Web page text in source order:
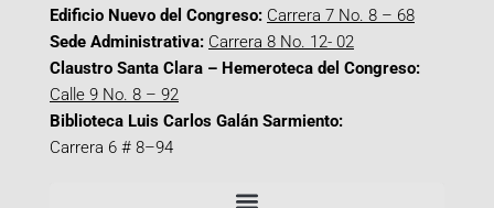
Edificio Nuevo del Congreso: Carrera 7 No. 8 – 68
Sede Administrativa: Carrera 8 No. 12- 02
Claustro Santa Clara – Hemeroteca del Congreso:
Calle 9 No. 8 – 92
Biblioteca Luis Carlos Galán Sarmiento:
Carrera 6 # 8–94